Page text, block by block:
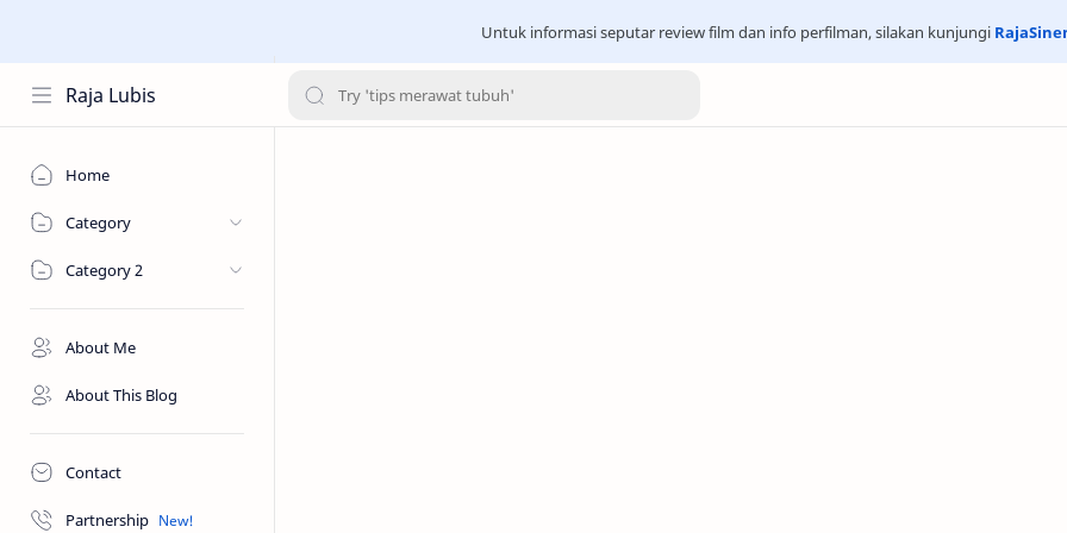
Untuk informasi seputar review film dan info perfilman, silakan kunjungi
Raja Lubis
Home
Category
Category 2
About Me
About This Blog
Contact
Partnership